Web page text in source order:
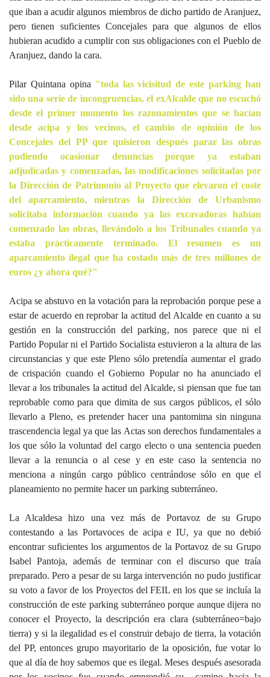
que iban a acudir algunos miembros de dicho partido de Aranjuez,
pero tienen suficientes Concejales para que algunos de ellos
hubieran acudido a cumplir con sus obligaciones con el Pueblo de
Aranjuez, dando la cara.
Pilar Quintana opina "toda las vicisitud de este parking han
sido una serie de incongruencias, el exAlcalde que no escuchó
desde el primer momento los razonamientos que se hacían
desde acipa y los vecinos, el cambio de opinión de los
Concejales del PP que quisieron después parar las obras
pudiendo ocasionar denuncias porque ya estaban
adjudicadas y comenzadas, las modificaciones solicitadas por
la Dirección de Patrimonio al Proyecto que elevaron el coste
del aparcamiento, mientras la Dirección de Urbanismo
solicitaba información cuando ya las excavadoras habían
comenzado las obras, llevándolo a los Tribunales cuando ya
estaba prácticamente terminado. El resumen es un
aparcamiento ilegal que ha costado más de tres millones de
euros ¿y ahora qué?"
Acipa se abstuvo en la votación para la reprobación porque pese a
estar de acuerdo en reprobar la actitud del Alcalde en cuanto a su
gestión en la construcción del parking, nos parece que ni el
Partido Popular ni el Partido Socialista estuvieron a la altura de las
circunstancias y que este Pleno sólo pretendía aumentar el grado
de crispación cuando el Gobierno Popular no ha anunciado el
llevar a los tribunales la actitud del Alcalde, si piensan que fue tan
reprobable como para que dimita de sus cargos públicos, el sólo
llevarlo a Pleno, es pretender hacer una pantomima sin ninguna
trascendencia legal ya que las Actas son derechos fundamentales a
los que sólo la voluntad del cargo electo o una sentencia pueden
llevar a la renuncia o al cese y en este caso la sentencia no
menciona a ningún cargo público centrándose sólo en que el
planeamiento no permite hacer un parking subterráneo.
La Alcaldesa hizo una vez más de Portavoz de su Grupo
contestando a las Portavoces de acipa e IU, ya que no debió
encontrar suficientes los argumentos de la Portavoz de su Grupo
Isabel Pantoja, además de terminar con el discurso que traía
preparado. Pero a pesar de su larga intervención no pudo justificar
su voto a favor de los Proyectos del FEIL en los que se incluía la
construcción de este parking subterráneo porque aunque dijera no
conocer el Proyecto, la descripción era clara (subterráneo=bajo
tierra) y si la ilegalidad es el construir debajo de tierra, la votación
del PP, entonces grupo mayoritario de la oposición, fue votar lo
que al día de hoy sabemos que es ilegal. Meses después asesorada